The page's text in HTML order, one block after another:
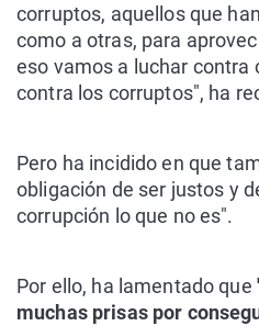
corruptos, aquellos que
como a otras, para
eso vamos a luchar contra
contra los corruptos", ha
Pero ha incidido en que
obligación de ser justos y
corrupción lo que no es".
Por ello, ha lamentado que
muchas prisas por